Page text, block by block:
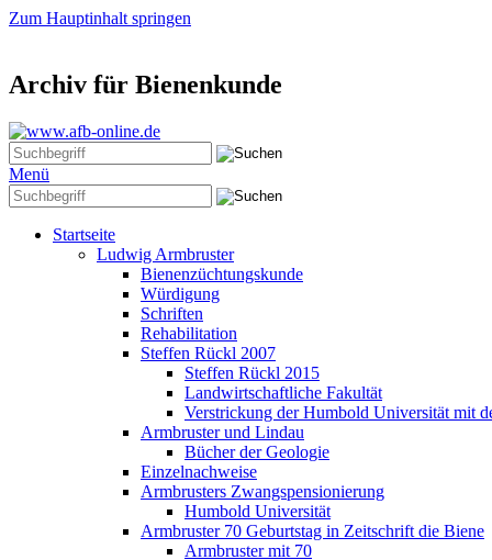
Zum Hauptinhalt springen
Archiv für Bienenkunde
Menü
Startseite
Ludwig Armbruster
Bienenzüchtungskunde
Würdigung
Schriften
Rehabilitation
Steffen Rückl 2007
Steffen Rückl 2015
Landwirtschaftliche Fakultät
Verstrickung der Humbold Universität mit
Armbruster und Lindau
Bücher der Geologie
Einzelnachweise
Armbrusters Zwangspensionierung
Humbold Universität
Armbruster 70 Geburtstag in Zeitschrift die Biene
Armbruster mit 70